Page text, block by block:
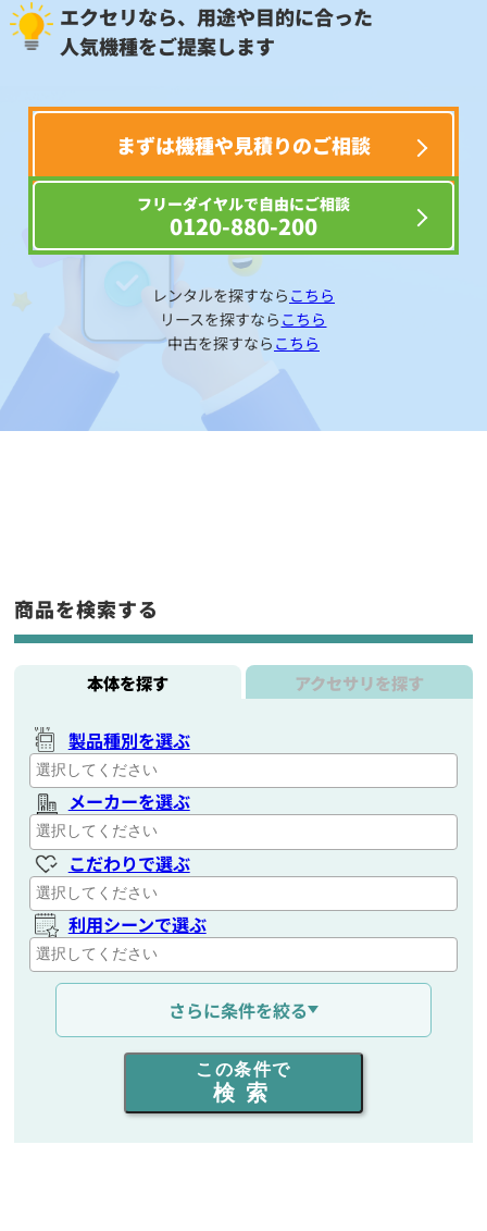
エクセリなら、用途や目的に合った
人気機種をご提案します
まずは機種や見積りのご相談
フリーダイヤルで自由にご相談
0120-880-200
レンタルを探すなら こちら
リースを探すなら こちら
中古を探すなら こちら
商品を検索する
本体を探す アクセサリを探す
製品種別を選ぶ
メーカーを選ぶ
こだわりで選ぶ
利用シーンで選ぶ
通信距離を選ぶ
出力を選ぶ
同時通話人数を選ぶ
さらに条件を絞る
この条件で
検索